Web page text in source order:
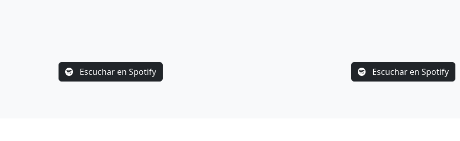
Escuchar en Spotify Escuchar en Spotify